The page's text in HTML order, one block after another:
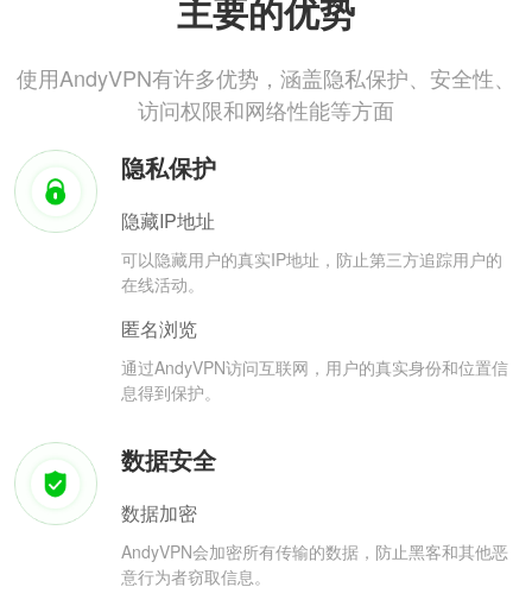
主要的优势
使用AndyVPN有许多优势，涵盖隐私保护、安全性、
访问权限和网络性能等方面
隐私保护
隐藏IP地址
可以隐藏用户的真实IP地址，防止第三方追踪用户的
在线活动。
匿名浏览
通过AndyVPN访问互联网，用户的真实身份和位置信
息得到保护。
数据安全
数据加密
AndyVPN会加密所有传输的数据，防止黑客和其他恶
意行为者窃取信息。